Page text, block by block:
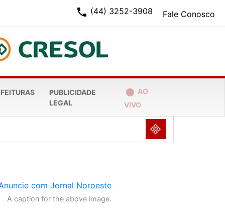
Fale Conosco
phone (44) 3252-3908
PUBLICIDADE
LEGAL
fiber_manual_record AO
VIVO
NULL
A caption for the above image.